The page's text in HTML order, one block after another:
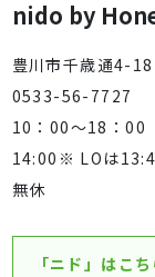
nido by
豊川市千歳通4-
0533-56-7727
10：00〜18：00
14:00※ LOは
無休
「ニド」はこ